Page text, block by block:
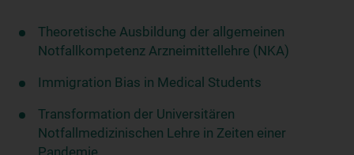
Theoretische Ausbildung der allgemeinen
Notfallkompetenz Arzneimittellehre (NKA)
Immigration Bias in Medical Students
Transformation der Universitären
Notfallmedizinischen Lehre in Zeiten einer
Pandemie